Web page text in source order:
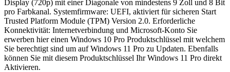
Display (720p) mit einer Diagonale von mindestens 9 Zoll und 8 Bit
pro Farbkanal. Systemfirmware: UEFI, aktiviert für sicheren Start
Trusted Platform Module (TPM) Version 2.0. Erforderliche
Konnektivität: Internetverbindung und Microsoft-Konto Sie
erwerben hier einen Windows 10 Pro Produktschlüssel mit welchem
Sie berechtigt sind um auf Windows 11 Pro zu Updaten. Ebenfalls
können Sie mit diesem Produktschlüssel Ihr Windows 11 Pro direkt
Aktivieren.